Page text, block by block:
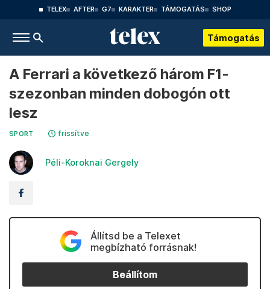
TELEX AFTER G7 KARAKTER TÁMOGATÁS SHOP
Támogatás
A Ferrari a következő három F1-
szezonban minden dobogón ott
lesz
SPORT frissítve
Péli-Koroknai Gergely
Állítsd be a Telexet
megbízható forrásnak!
Beállítom